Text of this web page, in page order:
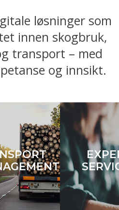
løsninger som
innen skogbruk,
transport – med
og innsikt.